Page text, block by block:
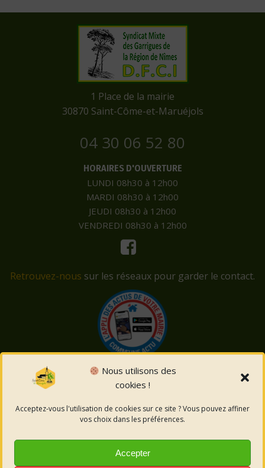
Nous utilisons des
cookies !
Acceptez-vous l'utilisation de cookies sur ce site ? Vous pouvez affiner
vos choix dans les préférences.
Accepter
​1 Place de la mairie
​30870 Saint-Côme-et-Maruéjols
04 30 06 52 80
HORAIRES D'OUVERTURE
LUNDI 08h30 à 12h00
MARDI 08h30 à 12h00
JEUDI 08h30 à 12h00
VENDREDI 08h30 à 12h00
Retrouvez-nous sur les réseaux pour garder le contact.
© 2026 Saint-Côme-et-Maruéjols. Un service proposé
Mentions légales